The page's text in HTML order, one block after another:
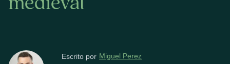
Escrito por Miguel Perez